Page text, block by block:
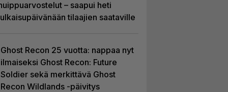
– saapui heti
tilaajien saataville
Ghost Recon 25 vuotta: nappaa nyt
ilmaiseksi Ghost Recon: Future
Soldier sekä merkittävä Ghost
Recon Wildlands -päivitys